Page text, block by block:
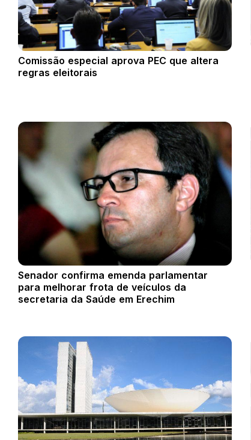
Comissão especial aprova PEC que altera
regras eleitorais
Senador confirma emenda parlamentar
para melhorar frota de veículos da
secretaria da Saúde em Erechim